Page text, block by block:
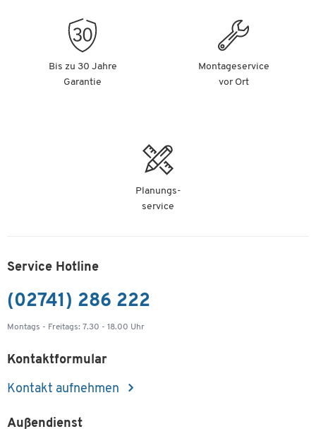
Bis zu 30 Jahre
Garantie
Montageservice
vor Ort
Planungs-
service
Service Hotline
(02741) 286 222
Montags - Freitags: 7.30 - 18.00 Uhr
Kontaktformular
Kontakt aufnehmen
Außendienst